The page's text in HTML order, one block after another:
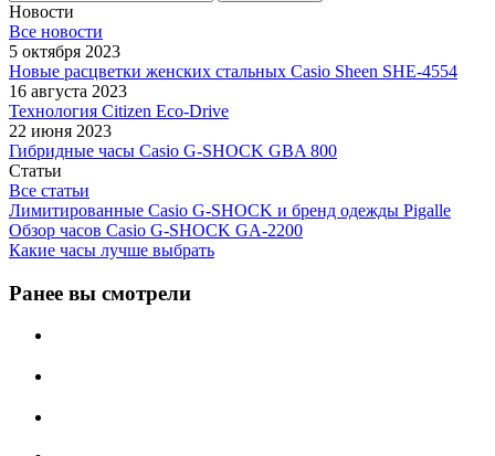
Новости
Все новости
5 октября 2023
Новые расцветки женских стальных Casio Sheen SHE-4554
16 августа 2023
Технология Citizen Eco-Drive
22 июня 2023
Гибридные часы Casio G-SHOCK GBA 800
Статьи
Все статьи
Лимитированные Casio G-SHOCK и бренд одежды Pigalle
Обзор часов Casio G-SHOCK GA-2200
Какие часы лучше выбрать
Ранее вы смотрели